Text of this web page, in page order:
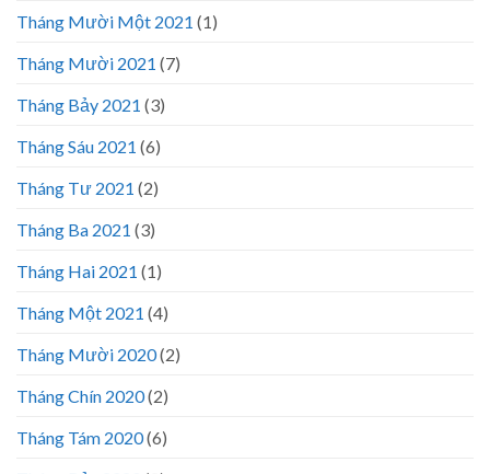
Tháng Mười Một 2021 (1)
Tháng Mười 2021 (7)
Tháng Bảy 2021 (3)
Tháng Sáu 2021 (6)
Tháng Tư 2021 (2)
Tháng Ba 2021 (3)
Tháng Hai 2021 (1)
Tháng Một 2021 (4)
Tháng Mười 2020(2)
Tháng Chín 2020(2)
Tháng Tám 2020(6)